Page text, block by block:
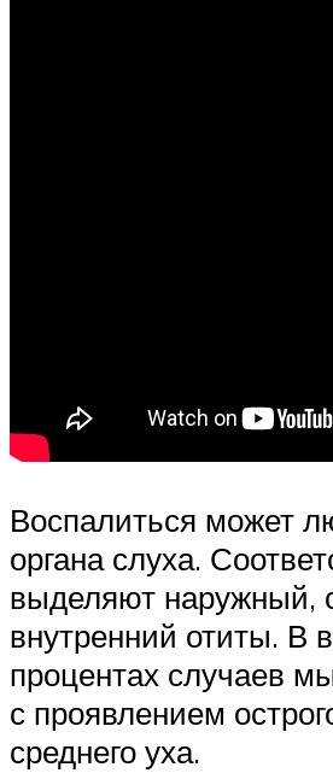
Воспалиться может
органа слуха.
выделяют наружный,
внутренний отиты. В
процентах случаев
с проявлением
среднего уха.